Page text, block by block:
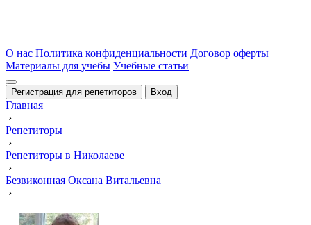
О нас Политика конфиденциальности Договор оферты
Материалы для учебы Учебные статьи
Регистрация для репетиторов Вход
Главная
›
Репетиторы
›
Репетиторы в Николаеве
›
Безвиконная Оксана Витальевна
›